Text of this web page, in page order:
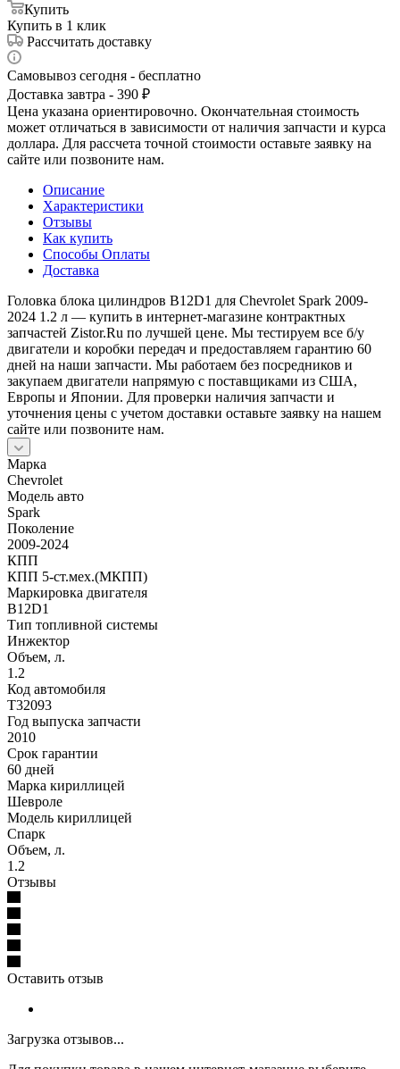
Купить
Купить в 1 клик
Рассчитать доставку
Самовывоз сегодня - бесплатно
Доставка завтра - 390 ₽
Цена указана ориентировочно. Окончательная стоимость
может отличаться в зависимости от наличия запчасти и курса
доллара. Для рассчета точной стоимости оставьте заявку на
сайте или позвоните нам.
Описание
Характеристики
Отзывы
Как купить
Способы Оплаты
Доставка
Головка блока цилиндров B12D1 для Chevrolet Spark 2009-
2024 1.2 л — купить в интернет-магазине контрактных
запчастей Zistor.Ru по лучшей цене. Мы тестируем все б/у
двигатели и коробки передач и предоставляем гарантию 60
дней на наши запчасти. Мы работаем без посредников и
закупаем двигатели напрямую с поставщиками из США,
Европы и Японии. Для проверки наличия запчасти и
уточнения цены с учетом доставки оставьте заявку на нашем
сайте или позвоните нам.
Марка
Chevrolet
Модель авто
Spark
Поколение
2009-2024
КПП
КПП 5-ст.мех.(МКПП)
Маркировка двигателя
B12D1
Тип топливной системы
Инжектор
Объем, л.
1.2
Код автомобиля
T32093
Год выпуска запчасти
2010
Срок гарантии
60 дней
Марка кириллицей
Шевроле
Модель кириллицей
Спарк
Объем, л.
1.2
Отзывы
Оставить отзыв
Загрузка отзывов...